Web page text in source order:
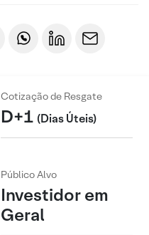
Cotização de Resgate
D+1 (Dias Úteis)
Público Alvo
Investidor em
Geral